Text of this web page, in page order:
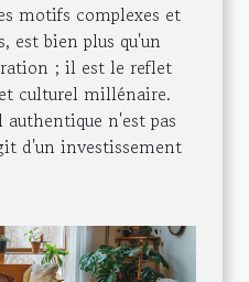
motifs complexes et
est bien plus qu'un
; il est le reflet
culturel millénaire.
n'est pas
d'un investissement